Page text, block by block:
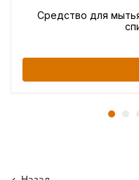
Средство для